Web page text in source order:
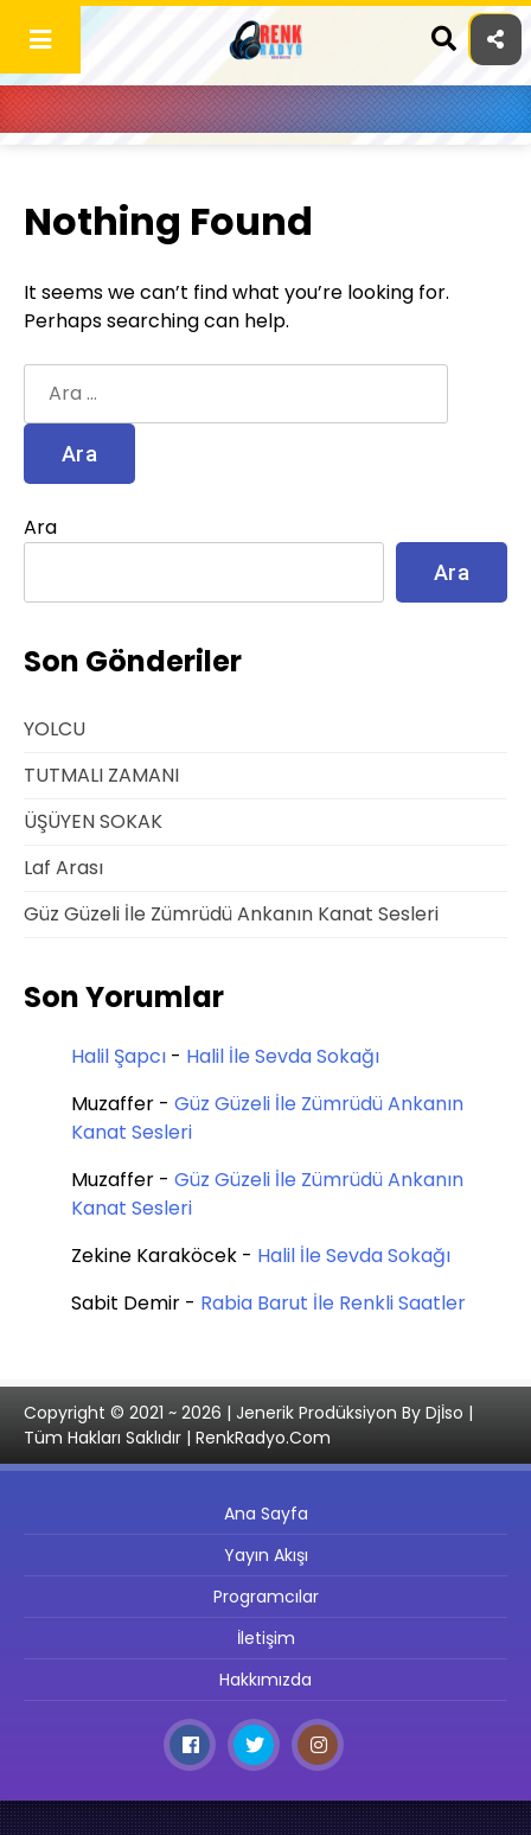
content
Nothing Found
It seems we can’t find what you’re looking for.
Perhaps searching can help.
Ara
Ara
Son Gönderiler
YOLCU
TUTMALI ZAMANI
ÜŞÜYEN SOKAK
Laf Arası
Güz Güzeli İle Zümrüdü Ankanın Kanat Sesleri
Son Yorumlar
Halil Şapcı - Halil İle Sevda Sokağı
Muzaffer - Güz Güzeli İle Zümrüdü Ankanın
Kanat Sesleri
Muzaffer - Güz Güzeli İle Zümrüdü Ankanın
Kanat Sesleri
Zekine Karaköcek - Halil İle Sevda Sokağı
Sabit Demir - Rabia Barut İle Renkli Saatler
Copyright © 2021 ~ 2026 | Jenerik Prodüksiyon By Djİso |
Tüm Hakları Saklıdır | RenkRadyo.Com
Ana Sayfa
Yayın Akışı
Programcılar
İletişim
Hakkımızda